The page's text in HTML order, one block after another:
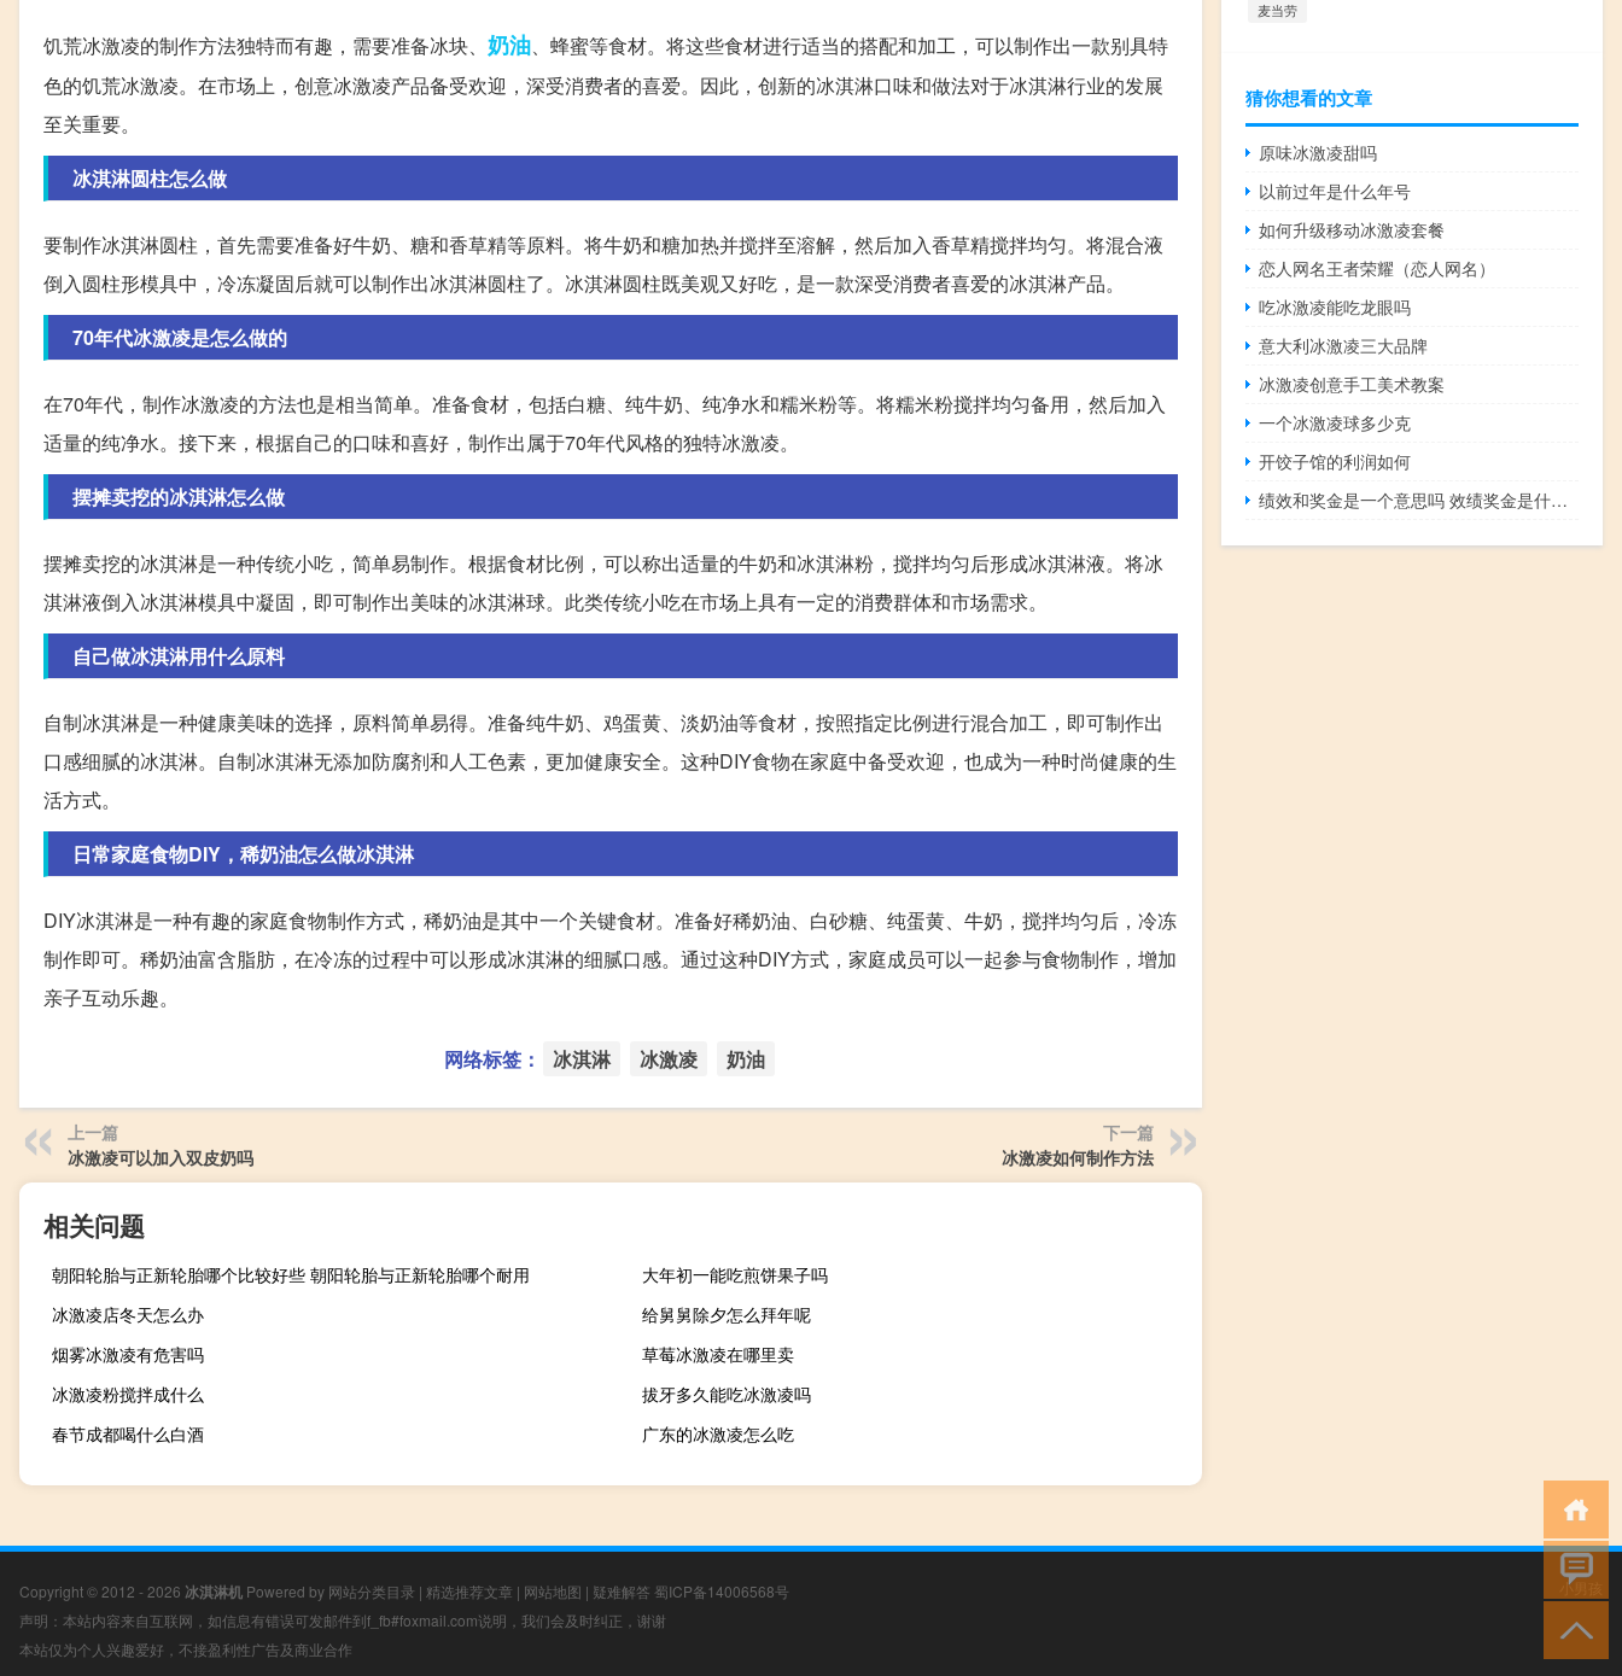
饥荒冰激凌的制作方法独特而有趣，需要准备冰块、 奶油、蜂蜜等食材。将这些食材进行适当的搭配和加工，可以制作出一款别具特
色的饥荒冰激凌。在市场上，创意冰激凌产品备受欢迎，深受消费者的喜爱。因此，创新的冰淇淋口味和做法对于冰淇淋行业的发展
至关重要。
冰淇淋圆柱怎么做
要制作冰淇淋圆柱，首先需要准备好牛奶、糖和香草精等原料。将牛奶和糖加热并搅拌至溶解，然后加入香草精搅拌均匀。将混合液
倒入圆柱形模具中，冷冻凝固后就可以制作出冰淇淋圆柱了。冰淇淋圆柱既美观又好吃，是一款深受消费者喜爱的冰淇淋产品。
70年代冰激凌是怎么做的
在70年代，制作冰激凌的方法也是相当简单。准备食材，包括白糖、纯牛奶、纯净水和糯米粉等。将糯米粉搅拌均匀备用，然后加入
适量的纯净水。接下来，根据自己的口味和喜好，制作出属于70年代风格的独特冰激凌。
摆摊卖挖的冰淇淋怎么做
摆摊卖挖的冰淇淋是一种传统小吃，简单易制作。根据食材比例，可以称出适量的牛奶和冰淇淋粉，搅拌均匀后形成冰淇淋液。将冰
淇淋液倒入冰淇淋模具中凝固，即可制作出美味的冰淇淋球。此类传统小吃在市场上具有一定的消费群体和市场需求。
自己做冰淇淋用什么原料
自制冰淇淋是一种健康美味的选择，原料简单易得。准备纯牛奶、鸡蛋黄、淡奶油等食材，按照指定比例进行混合加工，即可制作出
口感细腻的冰淇淋。自制冰淇淋无添加防腐剂和人工色素，更加健康安全。这种DIY食物在家庭中备受欢迎，也成为一种时尚健康的生
活方式。
日常家庭食物DIY，稀奶油怎么做冰淇淋
DIY冰淇淋是一种有趣的家庭食物制作方式，稀奶油是其中一个关键食材。准备好稀奶油、白砂糖、纯蛋黄、牛奶，搅拌均匀后，冷冻
制作即可。稀奶油富含脂肪，在冷冻的过程中可以形成冰淇淋的细腻口感。通过这种DIY方式，家庭成员可以一起参与食物制作，增加
亲子互动乐趣。
网络标签： 冰淇淋 冰激凌 奶油
上一篇
冰激凌可以加入双皮奶吗
下一篇
冰激凌如何制作方法
相关问题
朝阳轮胎与正新轮胎哪个比较好些 朝阳轮胎与正新轮胎哪个耐用
大年初一能吃煎饼果子吗
冰激凌店冬天怎么办
给舅舅除夕怎么拜年呢
烟雾冰激凌有危害吗
草莓冰激凌在哪里卖
冰激凌粉搅拌成什么
拔牙多久能吃冰激凌吗
春节成都喝什么白酒
广东的冰激凌怎么吃
麦当劳
猜你想看的文章
原味冰激凌甜吗
以前过年是什么年号
如何升级移动冰激凌套餐
恋人网名王者荣耀（恋人网名）
吃冰激凌能吃龙眼吗
意大利冰激凌三大品牌
冰激凌创意手工美术教案
一个冰激凌球多少克
开饺子馆的利润如何
绩效和奖金是一个意思吗 效绩奖金是什么意思
Copyright © 2012 - 2026 冰淇淋机 Powered by 网站分类目录 | 精选推荐文章 | 网站地图 | 疑难解答 蜀ICP备14006568号
声明：本站内容来自互联网，如信息有错误可发邮件到f_fb#foxmail.com说明，我们会及时纠正，谢谢
本站仅为个人兴趣爱好，不接盈利性广告及商业合作
小男孩